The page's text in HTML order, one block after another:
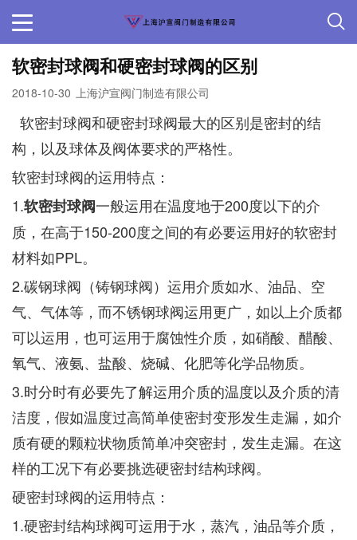
软密封球阀和硬密封球阀的区别
2018-10-30 上海沪宣阀门制造有限公司
软密封球阀和硬密封球阀最大的区别是密封的结
构，以及球体及阀体要求的严格性。
软密封球阀的运用特点：
1.软密封球阀一般运用在温度地于200度以下的介
质，在高于150-200度之间的有必要运用好的软密封
材料如PPL。
2.碳钢球阀（铸钢球阀）运用介质如水、油品、空
气、气体等，而不锈钢球阀运用更广，如以上介质都
可以运用，也可运用于腐蚀性介质，如硝酸、醋酸、
氧气、液氨、盐酸、烧碱、化肥等化学品物质。
3.时分时有必要先了解运用介质的温度以及介质的清
洁度，假如温度过高简单使密封变形发生走漏，如介
质有硬的颗粒状物质简单冲突密封，发生走漏。在这
样的工况下有必要挑选硬密封结构球阀。
硬密封球阀的运用特点：
1.硬密封结构球阀可运用于水，蒸汽，油品等介质，